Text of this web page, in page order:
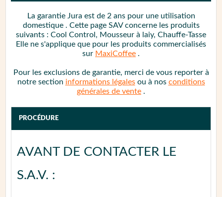
La garantie Jura est de 2 ans pour une utilisation
domestique . Cette page SAV concerne les produits
suivants : Cool Control, Mousseur à laiy, Chauffe-Tasse
Elle ne s'applique que pour les produits commercialisés
sur MaxiCoffee .
Pour les exclusions de garantie, merci de vous reporter à
notre section informations légalesou à nos conditions
générales de vente .
PROCÉDURE
AVANT DE CONTACTER LE
S.A.V. :